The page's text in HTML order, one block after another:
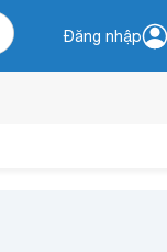
Đăng nhập